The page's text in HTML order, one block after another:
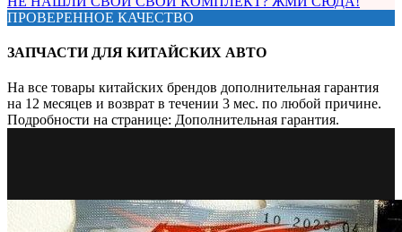
ПРОВЕРЕННОЕ КАЧЕСТВО
ЗАПЧАСТИ ДЛЯ КИТАЙСКИХ АВТО
На все товары китайских брендов дополнительная гарантия
на 12 месяцев и возврат в течении 3 мес. по любой причине.
Подробности на странице: Дополнительная гарантия.